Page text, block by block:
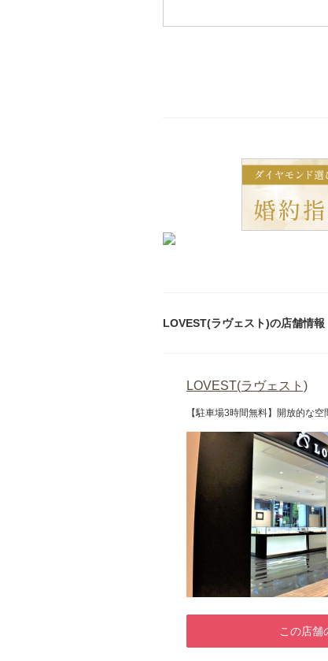
LOVEST(ラヴェスト)の店舗情報
LOVEST(ラヴェスト)
【駐車場3時間無料】開放的な
この店舗